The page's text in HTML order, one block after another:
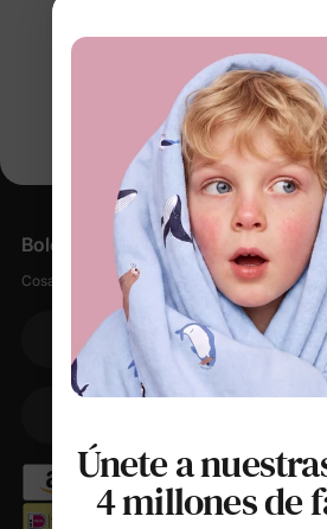
Boletín informativo
Cosas suaves, pequeños descuentos, cero
Su correo electrónico
Únete a
4 millones de